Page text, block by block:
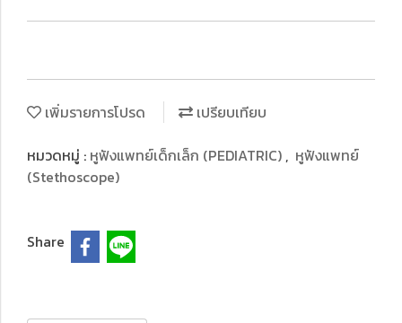
เพิ่มรายการโปรด
เปรียบเทียบ
หมวดหมู่ : หูฟังแพทย์เด็กเล็ก (PEDIATRIC) , หูฟังแพทย์
(Stethoscope)
Share